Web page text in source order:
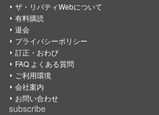
ザ・リバティWebについて
有料購読
退会
プライバシーポリシー
訂正・おわび
FAQ よくある質問
ご利用環境
会社案内
お問い合わせ
subscribe